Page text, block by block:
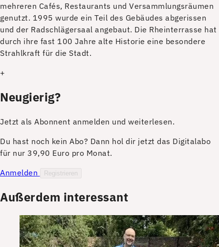
mehreren Cafés, Restaurants und Versammlungsräumen
genutzt. 1995 wurde ein Teil des Gebäudes abgerissen
und der Radschlägersaal angebaut. Die Rheinterrasse hat
durch ihre fast 100 Jahre alte Historie eine besondere
Strahlkraft für die Stadt.
+
Neugierig?
Jetzt als Abonnent anmelden und weiterlesen.
Du hast noch kein Abo? Dann hol dir jetzt das Digitalabo
für nur 39,90 Euro pro Monat.
Anmelden
Registrieren
Außerdem interessant